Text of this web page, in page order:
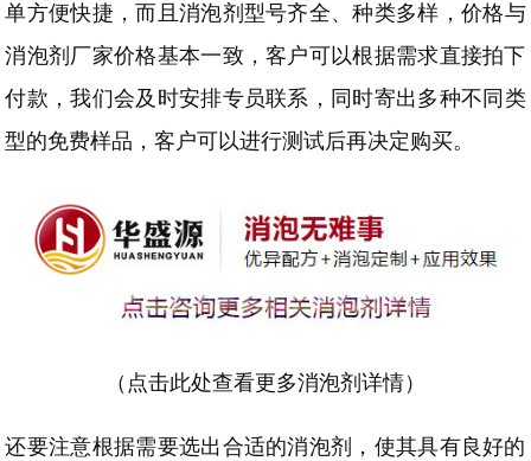
单方便快捷，而且 消泡剂型号齐全、种类多样，价格与
消泡剂厂家价格基本一致，客户可以根据需求直接拍下
付款，我们会及时安排专员联系，同时寄出多种不同类
型的免费样品，客户可以进行测试后再决定购买。
（ 点击此处查看更多消泡剂详情）
还要注意根据需要选出合适的消泡剂，使其具有良好的